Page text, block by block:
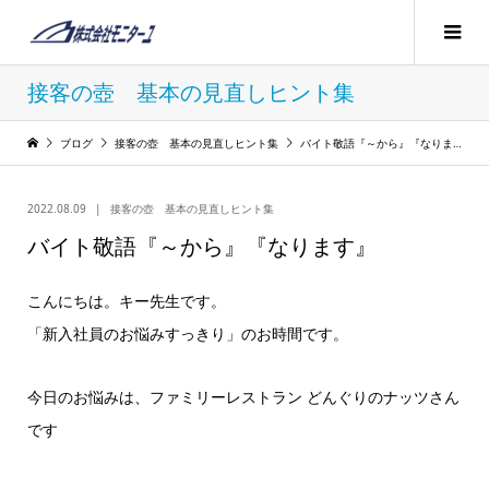
接客の壺 基本の見直しヒント集
ブログ 接客の壺 基本の見直しヒント集 バイト敬語『～から』『なります』
2022.08.09 接客の壺 基本の見直しヒント集
バイト敬語『～から』『なります』
こんにちは。キー先生です。
「新入社員のお悩みすっきり」のお時間です。
今日のお悩みは、ファミリーレストラン どんぐりのナッツさん
です